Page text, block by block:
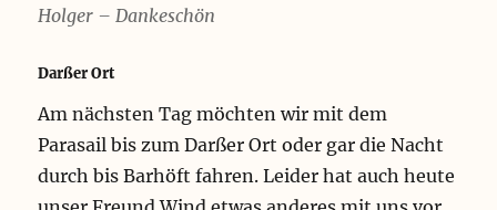
Holger – Dankeschön
Darßer Ort
Am nächsten Tag möchten wir mit dem
Parasail bis zum Darßer Ort oder gar die Nacht
durch bis Barhöft fahren. Leider hat auch heute